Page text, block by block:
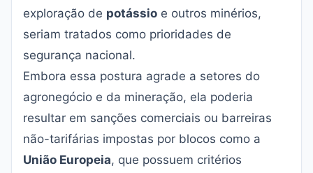
exploração de potássio e outros minérios,
seriam tratados como prioridades de
segurança nacional.
Embora essa postura agrade a setores do
agronegócio e da mineração, ela poderia
resultar em sanções comerciais ou barreiras
não-tarifárias impostas por blocos como a
União Europeia, que possuem critérios